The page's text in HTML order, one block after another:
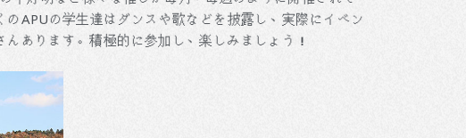
APUの学生達はダンスや歌などを披露し、実際にイベン
あります。積極的に参加し、楽しみましょう！